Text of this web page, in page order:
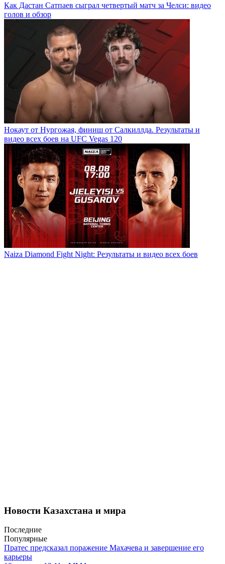
Как Дастан Сатпаев сыграл четвертый матч за Челси: видео
голов и обзор
Нокаут от Нургожая, финиш от Салкиллда. Результаты и
видео всех боев на UFC Vegas 120
Naiza Diamond Fight Night: Результаты и видео всех боев
Новости Казахстана и мира
Последние
Популярные
Пратес предсказал поражение Махачева и завершение его
карьеры